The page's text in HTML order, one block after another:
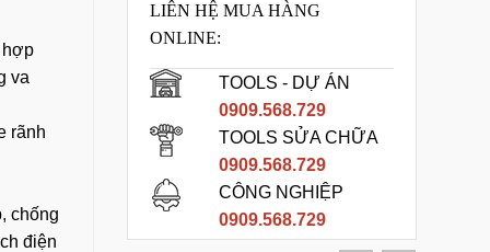
hợp
va
rãnh
chống
điện
LIÊN HỆ MUA HÀNG
ONLINE:
TOOLS - DỰ ÁN
0909.568.729
TOOLS SỬA CHỮA
0909.568.729
CÔNG NGHIỆP
0909.568.729